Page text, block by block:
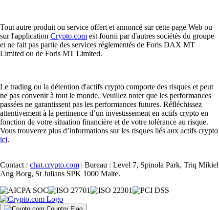
Tout autre produit ou service offert et annoncé sur cette page Web ou
sur l'application Crypto.com est fourni par d'autres sociétés du groupe
et ne fait pas partie des services réglementés de Foris DAX MT
Limited ou de Foris MT Limited.
Le trading ou la détention d'actifs crypto comporte des risques et peut
ne pas convenir à tout le monde. Veuillez noter que les performances
passées ne garantissent pas les performances futures. Réfléchissez
attentivement à la pertinence d’un investissement en actifs crypto en
fonction de votre situation financière et de votre tolérance au risque.
Vous trouverez plus d’informations sur les risques liés aux actifs crypto
ici.
Contact : chat.crypto.com | Bureau : Level 7, Spinola Park, Triq Mikiel
Ang Borg, St Julians SPK 1000 Malte.